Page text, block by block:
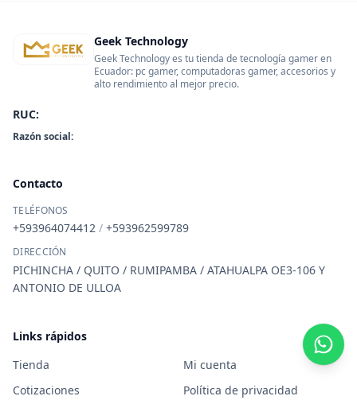
Geek Technology
Geek Technology es tu tienda de tecnología gamer en
Ecuador: pc gamer, computadoras gamer, accesorios y
alto rendimiento al mejor precio.
RUC:
Razón social:
Contacto
TELÉFONOS
+593964074412 / +593962599789
DIRECCIÓN
PICHINCHA / QUITO / RUMIPAMBA / ATAHUALPA OE3-106 Y
ANTONIO DE ULLOA
Links rápidos
Tienda
Mi cuenta
Cotizaciones
Política de privacidad